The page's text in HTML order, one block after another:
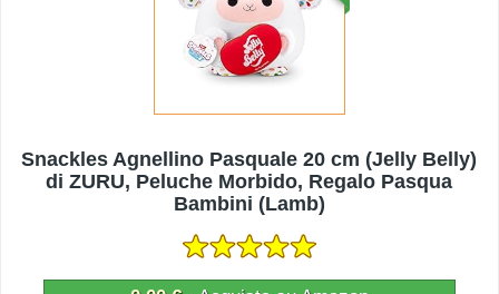
Snackles Agnellino Pasquale 20 cm (Jelly Belly)
di ZURU, Peluche Morbido, Regalo Pasqua
Bambini (Lamb)